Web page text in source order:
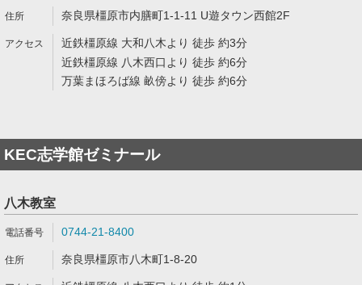
奈良県橿原市内膳町1-1-11 U遊タウン西館2F
近鉄橿原線 大和八木より 徒歩 約3分
近鉄橿原線 八木西口より 徒歩 約6分
万葉まほろば線 畝傍より 徒歩 約6分
KEC志学館ゼミナール
八木教室
0744-21-8400
奈良県橿原市八木町1-8-20